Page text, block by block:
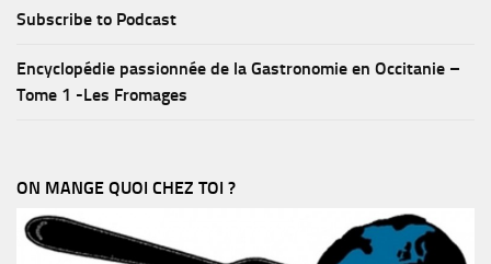
Subscribe to Podcast
Encyclopédie passionnée de la Gastronomie en Occitanie –
Tome 1 -Les Fromages
ON MANGE QUOI CHEZ TOI ?